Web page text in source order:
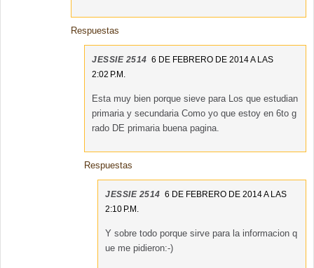
Respuestas
JESSIE 2514 6 DE FEBRERO DE 2014 A LAS
2:02 P.M.
Esta muy bien porque sieve para Los que estudian
primaria y secundaria Como yo que estoy en 6to g
rado DE primaria buena pagina.
Respuestas
JESSIE 2514 6 DE FEBRERO DE 2014 A LAS
2:10 P.M.
Y sobre todo porque sirve para la informacion q
ue me pidieron:-)